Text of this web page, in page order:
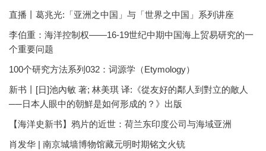
直播丨葛兆光:「亚洲之中国」与「世界之中国」系列讲座
李伯重：海洋控制权——16-19世纪中期中国海上贸易研究的一
个重要问题
100个研究方法系列032：词源学（Etymology）
新书丨[日]池內敏 著; 林美琪 译:《從友好的鄰人到對立的敵人
──日本人眼中的朝鮮是如何形成的？》出版
【海洋史新书】鸦片的近世：荷兰东印度公司与海域亚洲
肖发华 | 南京城墙博物馆藏元明时期铭文火铳